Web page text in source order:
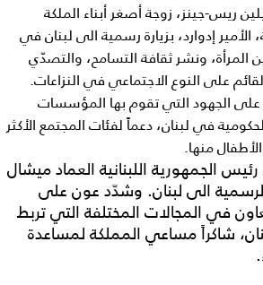
ريس-جينز، زوجة أصغر أبناء الملكة
الأمير إدوارد، بزيارة رسمية الى لبنان في
المرأة، ونشر ثقافة التسامح، والتصدّي
على النوع الاجتماعي في النزاعات.
الجهود التي تقوم بها المؤسسات
في لبنان، دعماً لفئات المجتمع الأكثر
منها.
الجمهورية اللبنانية العماد ميشال
الى لبنان. وشدّد عون على
في المجالات المختلفة التي تربط
شاكراً مساعي المملكة لمساعدة